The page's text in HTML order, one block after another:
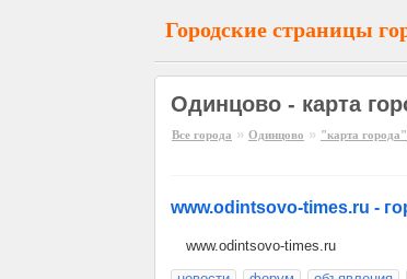
Городские страницы
Одинцово - карта
Все города » Одинцово » "карта города"
www.odintsovo-times.ru -
www.odintsovo-times.ru